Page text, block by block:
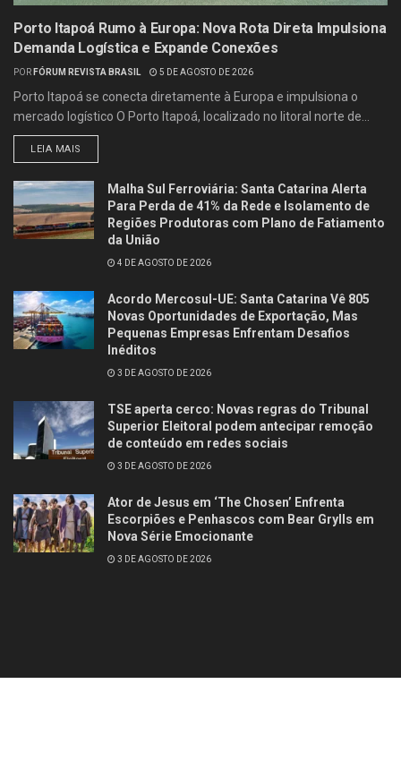
Porto Itapoá Rumo à Europa: Nova Rota Direta Impulsiona
Demanda Logística e Expande Conexões
POR FÓRUM REVISTA BRASIL 5 DE AGOSTO DE 2026
Porto Itapoá se conecta diretamente à Europa e impulsiona o
mercado logístico O Porto Itapoá, localizado no litoral norte de...
LEIA MAIS
Malha Sul Ferroviária: Santa Catarina Alerta
Para Perda de 41% da Rede e Isolamento de
Regiões Produtoras com Plano de Fatiamento
da União
4 DE AGOSTO DE 2026
Acordo Mercosul-UE: Santa Catarina Vê 805
Novas Oportunidades de Exportação, Mas
Pequenas Empresas Enfrentam Desafios
Inéditos
3 DE AGOSTO DE 2026
TSE aperta cerco: Novas regras do Tribunal
Superior Eleitoral podem antecipar remoção
de conteúdo em redes sociais
3 DE AGOSTO DE 2026
Ator de Jesus em ‘The Chosen’ Enfrenta
Escorpiões e Penhascos com Bear Grylls em
Nova Série Emocionante
3 DE AGOSTO DE 2026